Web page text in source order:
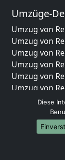
Umzüge-
Umzug von
Umzug von
Umzug von
Umzug von
Umzug von
Umzug von
Umzug von
Umzug von
Umzug von
Umzug von
Umzug von
Diese